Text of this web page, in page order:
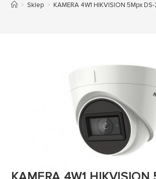
> Sklep > KAMERA 4W1 HIKVISION 5Mpx